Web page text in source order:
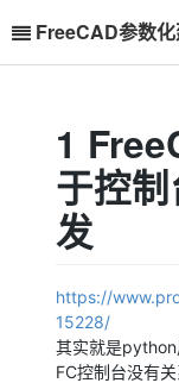
FreeCAD参数
1
于控
发
https://
15228/
其实就是
FC控制台没有关